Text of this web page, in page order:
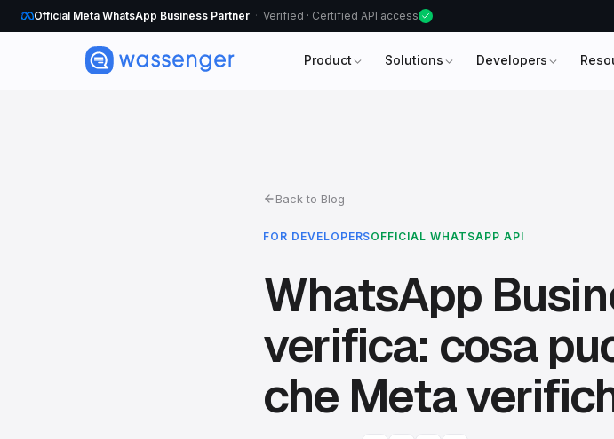
Official Meta WhatsApp Business Partner Verified · Certified API access
Product Solutions Developers
Back to Blog
FOR DEVELOPERSOFFICIAL WHATSAPP API
WhatsApp
verifica: cosa
che Meta